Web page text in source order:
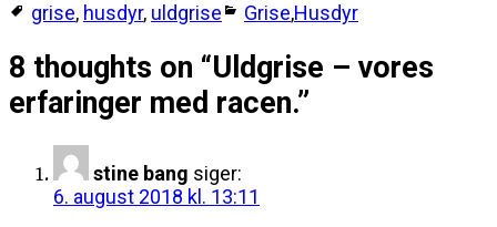
grise, husdyr, uldgrise Grise,Husdyr
8 thoughts on “Uldgrise – vores
erfaringer med racen.”
stine bang siger:
6. august 2018 kl. 13:11